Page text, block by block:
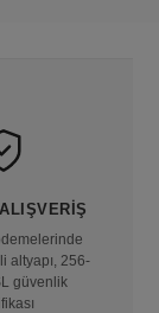
altyapı, 256-
güvenlik